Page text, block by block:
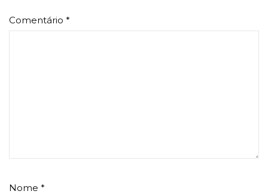
Comentário *
Nome *